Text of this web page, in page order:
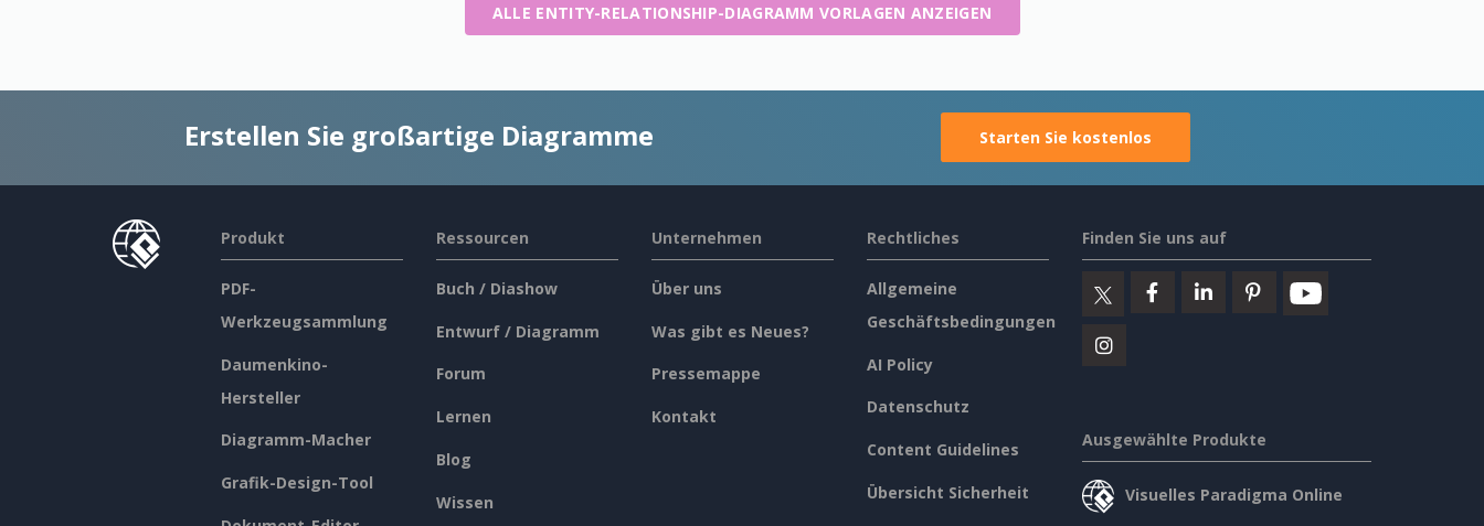
ALLE ENTITY-RELATIONSHIP-DIAGRAMM VORLAGEN ANZEIGEN
Erstellen Sie großartige Diagramme Starten Sie kostenlos
Produkt
PDF-
Werkzeugsammlung
Daumenkino-
Hersteller
Diagramm-Macher
Grafik-Design-Tool
Ressourcen
Buch / Diashow
Entwurf / Diagramm
Forum
Lernen
Blog
Wissen
Unternehmen
Über uns
Was gibt es Neues?
Pressemappe
Kontakt
Rechtliches
Allgemeine
Geschäftsbedingungen
AI Policy
Datenschutz
Content Guidelines
Übersicht Sicherheit
Finden Sie uns auf
Ausgewählte Produkte
Visuelles Paradigma Online